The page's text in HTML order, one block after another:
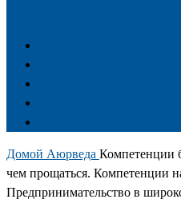
Домой Аюрведа Компетенции
чем прощаться. Компетенции
Предпринимательство в